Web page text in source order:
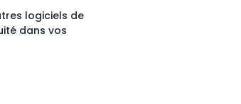
logiciels de
dans vos